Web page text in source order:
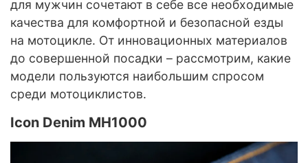
для мужчин сочетают в себе все необходимые
качества для комфортной и безопасной езды
на мотоцикле. От инновационных материалов
до совершенной посадки – рассмотрим, какие
модели пользуются наибольшим спросом
среди мотоциклистов.
Icon Denim MH1000